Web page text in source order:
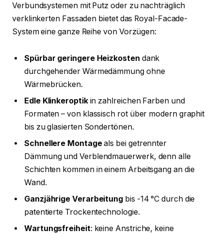
Verbundsystemen mit Putz oder zu nachträglich
verklinkerten Fassaden bietet das Royal-Facade-
System eine ganze Reihe von Vorzügen:
Spürbar geringere Heizkosten dank
durchgehender Wärmedämmung ohne
Wärmebrücken.
Edle Klinkeroptikin zahlreichen Farben und
Formaten – von klassisch rot über modern graphit
bis zu glasierten Sondertönen.
Schnellere Montageals bei getrennter
Dämmung und Verblendmauerwerk, denn alle
Schichten kommen in einem Arbeitsgang an die
Wand.
Ganzjährige Verarbeitung bis -14 °C durch die
patentierte Trockentechnologie.
Wartungsfreiheit: keine Anstriche, keine